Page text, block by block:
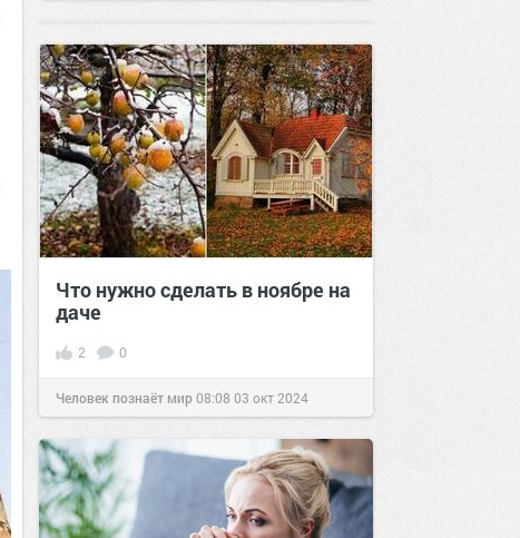
Что нужно сделать в ноябре на
даче
2 0
Человек познаёт мир08:08 03 окт 2024